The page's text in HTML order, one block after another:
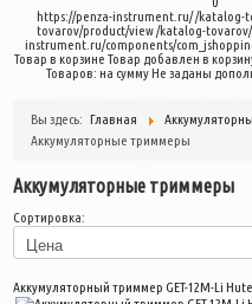
https://penza-instrument.ru//katalog-
tovarov/product/view/katalog-
instrument.ru/components/
Товар в корзине Товар добавлен в
Товаров: на суммуНе заданы
Вы здесь: Главная
Аккумуляторные триммеры
Аккумуляторные триммеры
Сортировка:
Аккумуляторный триммер GET-12M-Li